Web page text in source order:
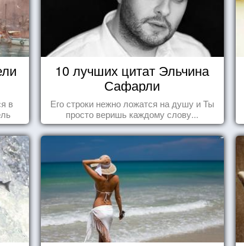
в
10 лучших цитат Эльчина
Сафарли
Его строки нежно ложатся на душу и Ты
просто веришь каждому слову...